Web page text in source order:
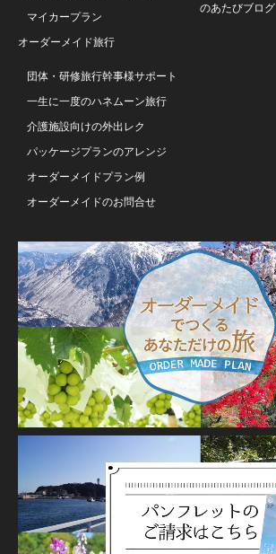
マイカープラン
オーダーメイド旅行
団体・研修旅行幹事様サポート
一生に一度のハネムーン旅行
介護施設向けの外出レク
パッケージプランのアレンジ
オーダーメイドプラン例
オーダーメイドのお問合せ
のあたびブログ